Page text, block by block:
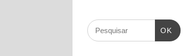
OK